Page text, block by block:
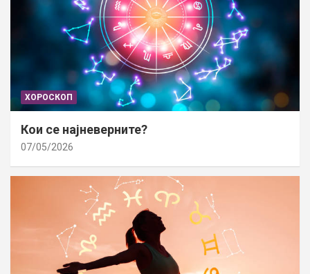
ХОРОСКОП
Кои се најневерните?
07/05/2026